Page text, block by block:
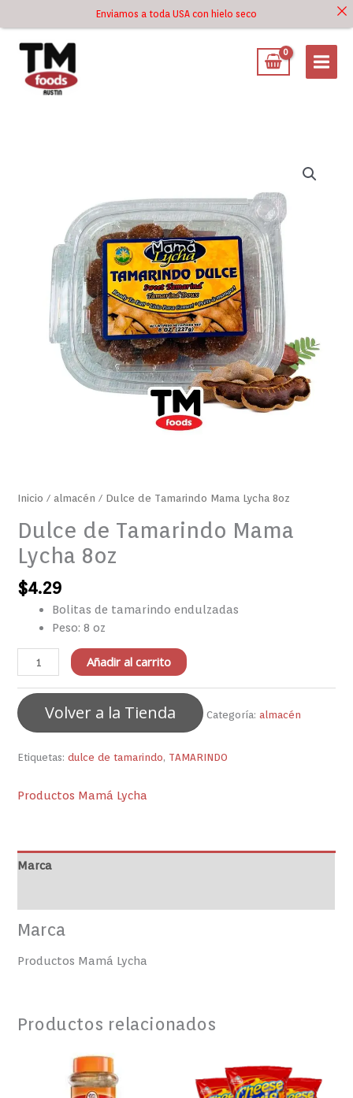
Enviamos a toda USA con hielo seco
al
contenido
Inicio /almacén / Dulce de Tamarindo Mama Lycha 8oz
Dulce de Tamarindo Mama
Lycha 8oz
$4.29
Bolitas de tamarindo endulzadas
Peso: 8 oz
cantidad
Añadir al carrito
Volver a la Tienda Categoría:almacén
Etiquetas:dulce de tamarindo, TAMARINDO
Productos Mamá Lycha
Marca
Marca
Productos Mamá Lycha
Productos relacionados
ADOBO
LA
COMADRE
TRIS
150G